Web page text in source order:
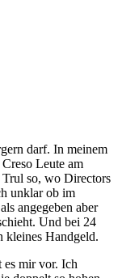
darf. In meinem
Leute am
Trul so, wo Directors
unklar ob im
angegeben aber
Und bei 24
kleines Handgeld.
es mir vor. Ich